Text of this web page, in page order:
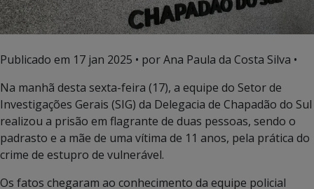
Publicado em 17 jan 2025 • por Ana Paula da Costa Silva •
Na manhã desta sexta-feira (17), a equipe do Setor de
Investigações Gerais (SIG) da Delegacia de Chapadão do Sul
realizou a prisão em flagrante de duas pessoas, sendo o
padrasto e a mãe de uma vítima de 11 anos, pela prática do
crime de estupro de vulnerável.
Os fatos chegaram ao conhecimento da equipe policial